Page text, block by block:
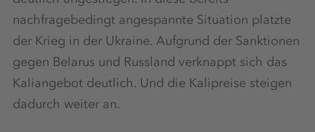
nachfragebedingt angespannte Situation platzte
der Krieg in der Ukraine. Aufgrund der Sanktionen
gegen Belarus und Russland verknappt sich das
Kaliangebot deutlich. Und die Kalipreise steigen
dadurch weiter an.